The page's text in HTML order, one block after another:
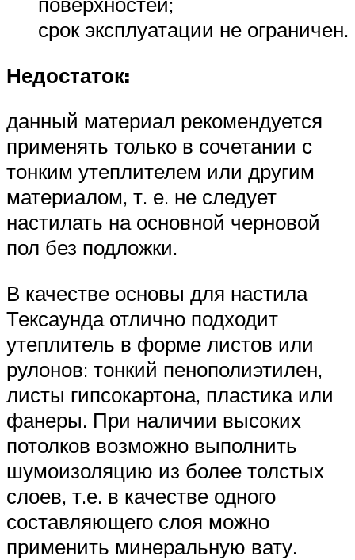
срок эксплуатации не ограничен.
Недостаток:
данный материал рекомендуется
применять только в сочетании с
тонким утеплителем или другим
материалом, т. е. не следует
настилать на основной черновой
пол без подложки.
В качестве основы для настила
Тексаунда отлично подходит
утеплитель в форме листов или
рулонов: тонкий пенополиэтилен,
листы гипсокартона, пластика или
фанеры. При наличии высоких
потолков возможно выполнить
шумоизоляцию из более толстых
слоев, т.е. в качестве одного
составляющего слоя можно
применить минеральную вату.